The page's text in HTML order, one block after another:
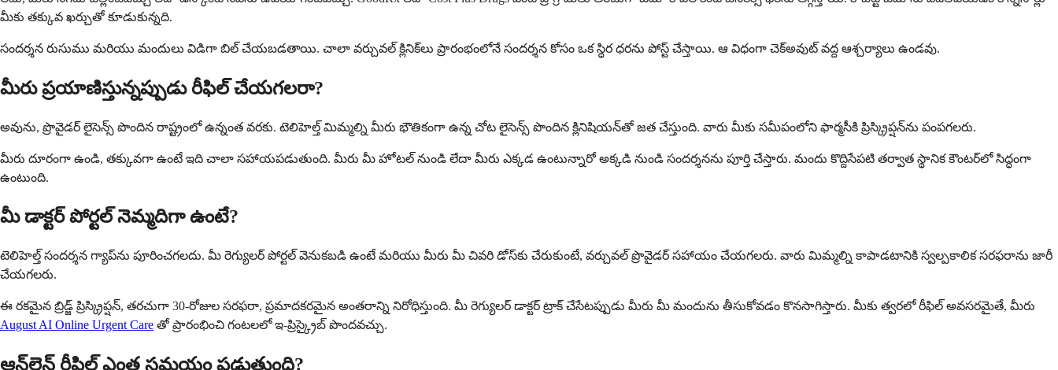
మీకు తక్కువ ఖర్చుతో కూడుకున్నది.
సందర్శన రుసుము మరియు మందులు విడిగా బిల్ చేయబడతాయి. చాలా వర్చువల్ క్లినిక్‌లు ప్రారంభంలోనే సందర్శన కోసం ఒక స్థిర ధరను పోస్ట్ చేస్తాయి. ఆ విధంగా చెక్అవుట్ వద్ద ఆశ్చర్యాలు ఉండవు.
మీరు ప్రయాణిస్తున్నప్పుడు రీఫిల్ చేయగలరా?
అవును, ప్రొవైడర్ లైసెన్స్ పొందిన రాష్ట్రంలో ఉన్నంత వరకు. టెలిహెల్త్ మిమ్మల్ని మీరు భౌతికంగా ఉన్న చోట లైసెన్స్ పొందిన క్లినిషియన్‌తో జత చేస్తుంది. వారు మీకు సమీపంలోని ఫార్మసీకి ప్రిస్క్రిప్షన్‌ను పంపగలరు.
మీరు దూరంగా ఉండి, తక్కువగా ఉంటే ఇది చాలా సహాయపడుతుంది. మీరు మీ హోటల్ నుండి లేదా మీరు ఎక్కడ ఉంటున్నారో అక్కడి నుండి సందర్శనను పూర్తి చేస్తారు. మందు కొద్దిసేపటి తర్వాత స్థానిక కౌంటర్‌లో సిద్ధంగా
ఉంటుంది.
మీ డాక్టర్ పోర్టల్ నెమ్మదిగా ఉంటే?
టెలిహెల్త్ సందర్శన గ్యాప్‌ను పూరించగలదు. మీ రెగ్యులర్ పోర్టల్ వెనుకబడి ఉంటే మరియు మీరు మీ చివరి డోస్‌కు చేరుకుంటే, వర్చువల్ ప్రొవైడర్ సహాయం చేయగలరు. వారు మిమ్మల్ని కాపాడటానికి స్వల్పకాలిక సరఫరాను జారీ
చేయగలరు.
ఈ రకమైన బ్రిడ్జ్ ప్రిస్క్రిప్షన్, తరచుగా 30-రోజుల సరఫరా, ప్రమాదకరమైన అంతరాన్ని నిరోధిస్తుంది. మీ రెగ్యులర్ డాక్టర్ ట్రాక్ చేసేటప్పుడు మీరు మీ మందును తీసుకోవడం కొనసాగిస్తారు. మీకు త్వరలో రీఫిల్ అవసరమైతే, మీరు
August AI Online Urgent Care తో ప్రారంభించి గంటలలో ఇ-ప్రిస్క్రైబ్ పొందవచ్చు.
ఆన్‌లైన్ రీఫిల్ ఎంత సమయం పడుతుంది?